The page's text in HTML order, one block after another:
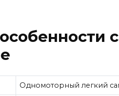
Одномоторный легкий